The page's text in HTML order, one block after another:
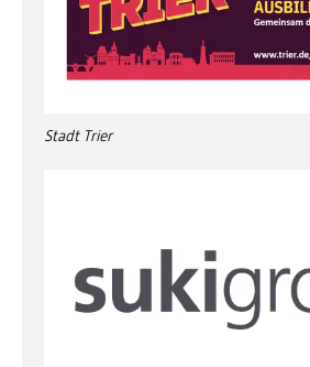
Stadt Trier